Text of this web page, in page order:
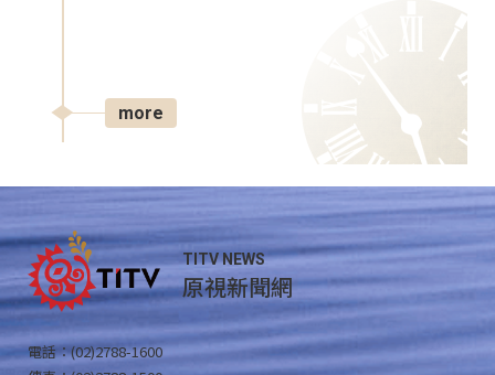
more
TITV NEWS
原視新聞網
電話：(02)2788-1600